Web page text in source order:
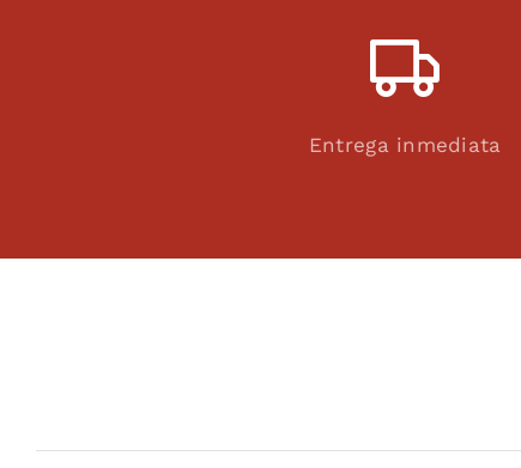
Entrega inmediata